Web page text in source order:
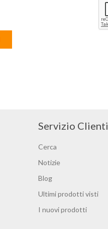
Servizio Clienti
Cerca
Notizie
Blog
Ultimi prodotti visti
I nuovi prodotti